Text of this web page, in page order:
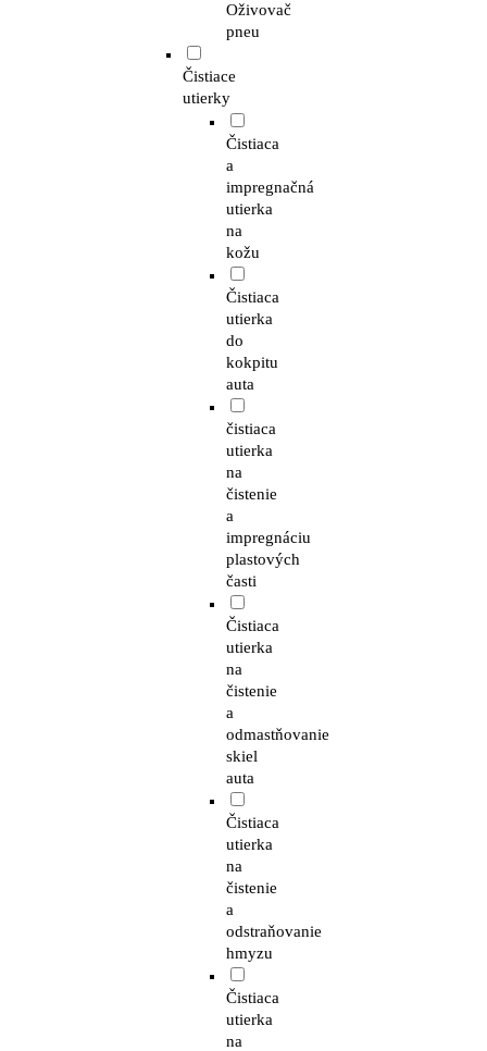
Oživovač
pneu
Čistiace
utierky
Čistiaca
a
impregnačná
utierka
na
kožu
Čistiaca
utierka
do
kokpitu
auta
čistiaca
utierka
na
čistenie
a
impregnáciu
plastových
časti
Čistiaca
utierka
na
čistenie
a
odmastňovanie
skiel
auta
Čistiaca
utierka
na
čistenie
a
odstraňovanie
hmyzu
Čistiaca
utierka
na